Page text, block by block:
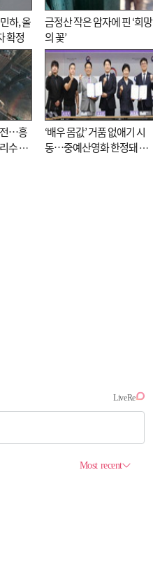
하, 올
확정
금정산 작은 암자에 핀 ‘희망
의 꽃’
전…흥
수 마
‘배우 몸값’ 거품 없애기 시
동…중예산영화 한정돼 실